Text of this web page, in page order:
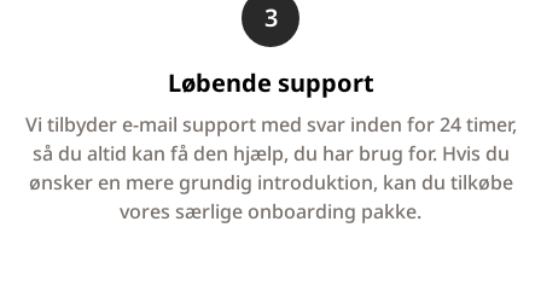
3
Løbende support
Vi tilbyder e-mail support med svar inden for 24 timer,
så du altid kan få den hjælp, du har brug for. Hvis du
ønsker en mere grundig introduktion, kan du tilkøbe
vores særlige onboarding pakke.